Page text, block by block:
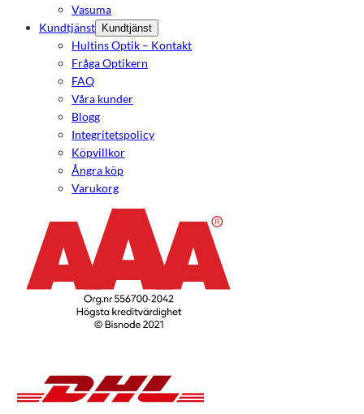
Vasuma
Kundtjänst
Kundtjänst
Hultins Optik – Kontakt
Fråga Optikern
FAQ
Våra kunder
Blogg
Integritetspolicy
Köpvillkor
Ångra köp
Varukorg